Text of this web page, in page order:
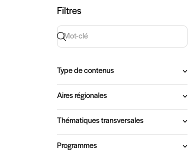
Filtres
Recherche par mot-clé
Type de contenus
Aires régionales
Thématiques transversales
Programmes